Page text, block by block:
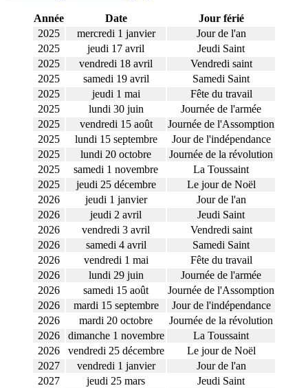
Année Date
Jour férié
2025
mercredi 1 janvier
Jour de l'an
2025
jeudi 17 avril
Jeudi Saint
2025
vendredi 18 avril
Vendredi saint
2025
samedi 19 avril
Samedi Saint
2025
jeudi 1 mai
Fête du travail
2025
lundi 30 juin
Journée de l'armée
2025
vendredi 15 août
Journée de l'Assomption
2025
lundi 15 septembre
Jour de l'indépendance
2025
lundi 20 octobre
Journée de la révolution
2025
samedi 1 novembre
La Toussaint
2025
jeudi 25 décembre
Le jour de Noël
2026
jeudi 1 janvier
Jour de l'an
2026
jeudi 2 avril
Jeudi Saint
2026
vendredi 3 avril
Vendredi saint
2026
samedi 4 avril
Samedi Saint
2026
vendredi 1 mai
Fête du travail
2026
lundi 29 juin
Journée de l'armée
2026
samedi 15 août
Journée de l'Assomption
2026
mardi 15 septembre
Jour de l'indépendance
2026
mardi 20 octobre
Journée de la révolution
2026
dimanche 1 novembre
La Toussaint
2026
vendredi 25 décembre
Le jour de Noël
2027
vendredi 1 janvier
Jour de l'an
2027
jeudi 25 mars
Jeudi Saint